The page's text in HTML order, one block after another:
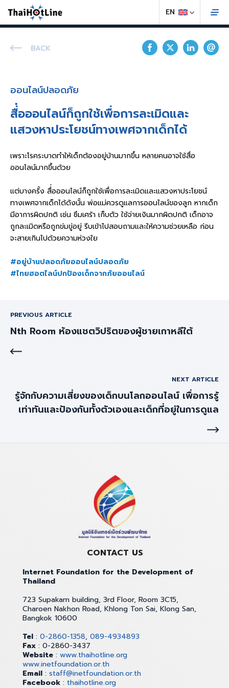
BACK
ออนไลน์ปลอดภัย
สื่่อออนไลน์ก็ถูกใช้เพื่อการละเมิดและ
แสวงหาประโยชน์ทางเพศจากเด็กได้
เพราะโรคระบาดทำให้เด็กต้องอยู่บ้านมากขึ้น หลายคนอาจใช้สื่อ
ออนไลน์มากขึ้นด้วย
แต่บางครั้ง สื่่อออนไลน์ก็ถูกใช้เพื่อการละเมิดและแสวงหาประโยชน์
ทางเพศจากเด็กได้ดังนั้น พ่อแม่ควรดูแลการออนไลน์ของลูก หากเด็ก
มีอาการผิดปกติ เช่น ซึมเศร้า เก็บตัว ใช้จ่ายเงินมากผิดปกติ เด็กอาจ
ถูกละเมิดหรือถูกข่มขู่อยู่ รีบเข้าไปสอบถามและให้ความช่วยเหลือ ก่อน
จะสายเกินไปด้วยความห่วงใย
#อยู่บ้านปลอดภัยออนไลน์ปลอดภัย
#ไทยฮอตไลน์ปกป้องเด็กจากภัยออนไลน์
PREVIOUS ARTICLE
Nth Room ห้องแชตวิปริตของผู้ชายเกาหลีใต้
NEXT ARTICLE
รู้จักกับความเสี่ยงของเด็กบนโลกออนไลน์ เพื่อการรู้
เท่าทันและป้องกันทั้งตัวเองและเด็กที่อยู่ในการดูแล
CONTACT US
Internet Foundation for the Development of
Thailand
723 Supakarn building, 3rd Floor, Room 3C15,
Charoen Nakhon Road, Khlong Ton Sai, Klong San,
Bangkok 10600
Tel : 0-2860-1358, 089-4934893
Fax : 0-2860-3437
Website : www.thaihotline.org
www.inetfoundation.or.th
Email : staff@inetfoundation.or.th
Facebook : thaihotline.org